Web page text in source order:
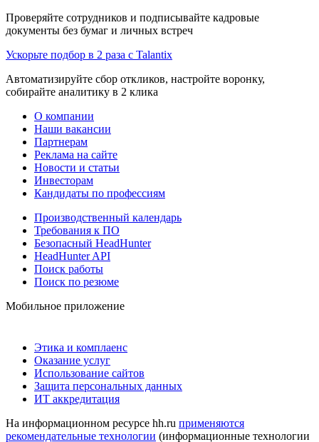
Проверяйте сотрудников и подписывайте кадровые
документы без бумаг и личных встреч
Ускорьте подбор в 2 раза с Talantix
Автоматизируйте сбор откликов, настройте воронку,
собирайте аналитику в 2 клика
О компании
Наши вакансии
Партнерам
Реклама на сайте
Новости и статьи
Инвесторам
Кандидаты по профессиям
Производственный календарь
Требования к ПО
Безопасный HeadHunter
HeadHunter API
Поиск работы
Поиск по резюме
Мобильное приложение
Этика и комплаенс
Оказание услуг
Использование сайтов
Защита персональных данных
ИТ аккредитация
На информационном ресурсе hh.ru применяются
рекомендательные технологии (информационные технологии